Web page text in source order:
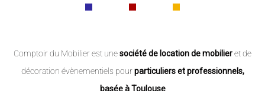
Comptoir du Mobilier est unesociété de location de mobilieret de
décoration évènementiels pourparticuliers et professionnels,
basée à Toulouse